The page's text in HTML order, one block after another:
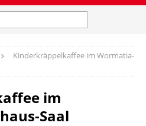
Kinderkräppelkaffee im Wormatia-
im
Saal